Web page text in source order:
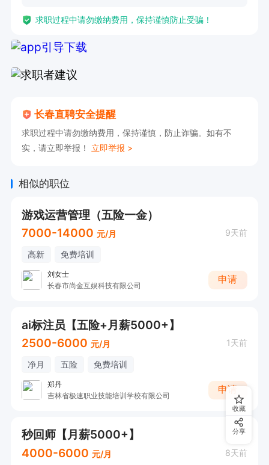
相关办公软件。
2. 对入库、出库流程有清晰的认识，能熟练运用
3. 工作认真负责，注重细节，有较强的文件整理
4. 具备良好的沟通协调能力，能够与不同部门有
效协作。
求与变化。
质量完成。
薪资待遇：4000-4500元，提供工作餐。每月可
休2天，有意者可电话沟通。
求职过程中请勿缴纳费用，保持谨慎防止受骗！
长春直聘安全提醒
求职过程中请勿缴纳费用，保持谨慎，防止诈骗。如有不
实，请立即举报！ 立即举报 >
相似的职位
游戏运营管理（五险一金）
7000-14000 元/月 9天前
高新 免费培训
刘女士
长春市尚金互娱科技有限公司
申请
ai标注员【五险+月薪5000+】
2500-6000 元/月 1天前
净月 五险 免费培训
郑丹
吉林省极速职业技能培训学校有限公司
申请
秒回师【月薪5000+】
4000-6000 元/月 8天前
收藏
分享